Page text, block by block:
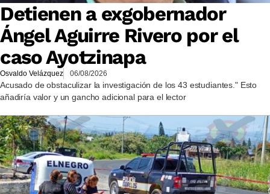
Detienen a exgobernador
Ángel Aguirre Rivero por el
caso Ayotzinapa
Osvaldo Velázquez 06/08/2026
Acusado de obstaculizar la investigación de los 43 estudiantes." Esto
añadiría valor y un gancho adicional para el lector